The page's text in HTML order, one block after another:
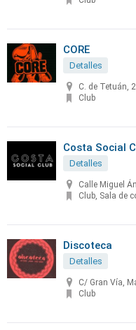
CORE
Detalles
C. de Tetuán,
Club
Costa Social
Detalles
Calle Miguel
Club, Sala de
Discoteca
Detalles
C/ Gran Vía,
Club